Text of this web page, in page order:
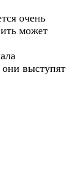
очень
может
они выступят